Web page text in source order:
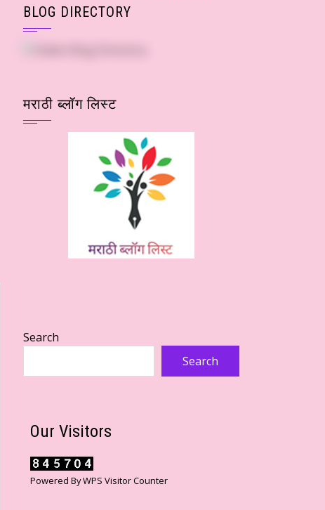
BLOG DIRECTORY
मराठी ब्लॉग लिस्ट
Search
Search
Our Visitors
Powered ByWPS Visitor Counter